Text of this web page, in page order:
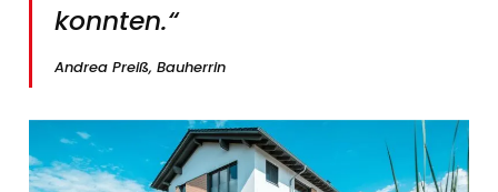
konnten.“
Andrea Preiß, Bauherrin